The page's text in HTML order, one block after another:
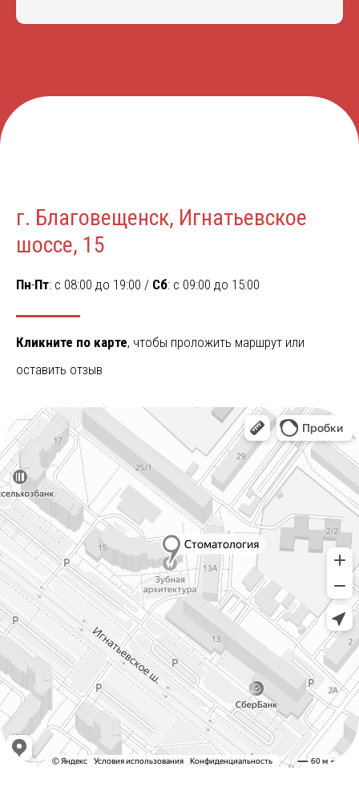
г. Благовещенск, Игнатьевское
шоссе, 15
Пн-Пт: c 08:00 до 19:00 / Сб: c 09:00 до 15:00
Кликните по карте, чтобы проложить маршрут или
оставить отзыв